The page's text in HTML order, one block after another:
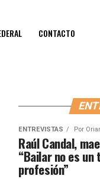
CONTACTO
ENTREVISTAS Por
Raúl Candal,
“Bailar no es
profesión”